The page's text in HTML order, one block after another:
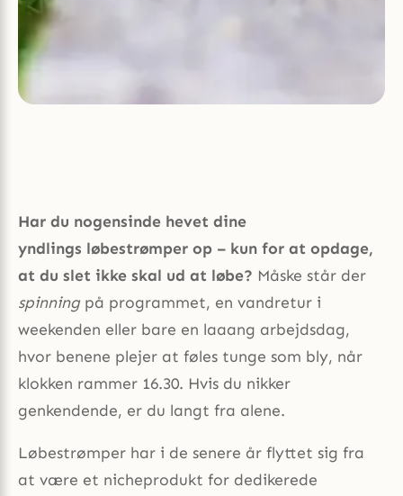
Har du nogensinde hevet dine
yndlings løbestrømper op – kun for at opdage,
at du slet ikke skal ud at løbe? Måske står der
spinningpå programmet, en vandretur i
weekenden eller bare en laaang arbejdsdag,
hvor benene plejer at føles tunge som bly, når
klokken rammer 16.30. Hvis du nikker
genkendende, er du langt fra alene.
Løbestrømper har i de senere år flyttet sig fra
at være et nicheprodukt for dedikerede